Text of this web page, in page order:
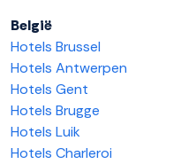
België
Hotels Brussel
Hotels Antwerpen
Hotels Gent
Hotels Brugge
Hotels Luik
Hotels Charleroi